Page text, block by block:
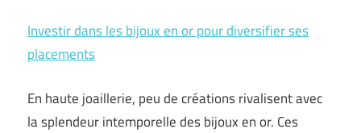
Investir dans les bijoux en or pour diversifier ses
placements
En haute joaillerie, peu de créations rivalisent avec
la splendeur intemporelle des bijoux en or. Ces